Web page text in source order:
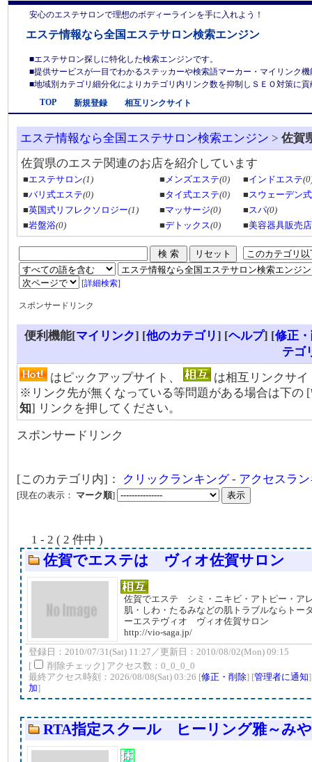
安心のエステサロンで理想のボディーラインを手に入れよう！
エステ情報なら全国エステサロン検索エンジン
■エステサロン探しに特化した検索エンジンです。
■提供サービスが一目でわかるステッカーや検索語マーカー・マイリンク
■地域別カテゴリ細分化によりカテゴリ内リンク数を抑制しＳＥＯ対策に
TOP
新規登録 相互リンクサイト
エステ情報なら全国エステサロン検索エンジン > 佐賀
佐賀県のエステ関連のお店を紹介しています
■エステサロン(1) ■ メンズエステ(0) ■インドエステ
■バリ式エステ(0) ■タイ式エステ(0) ■スウェーデン
■英国式リフレクソロジー(1) ■マッサージ(0) ■スパ(0)
■岩盤浴(0) ■デトックス(0) ■美容器具販売店
[詳細検索]
スポンサードリンク
便利機能[マイリンク] [他のカテゴリ] [ヘルプ] [修正
テゴ
はピックアップサイト、
は相互リンクサイ
※リンク先が無くなっている等問題がある場合は下の [
知] リンクを押してください。
スポンサードリンク
[このカテゴリ内]： クリックランキング- アクセスラ
[現在の表示： マーク順]
1 - 2 ( 2 件中 )
佐賀でエステは ヴィオ佐賀サロン
佐賀でエステ シミ・ニキビ・アトピー・ア
肌・しわ・たるみなどの肌トラブルならトー
ーエステヴィオ ヴィオ佐賀サロン
http://vio-saga.jp/
登録日：2010/07/31(Sat) 11:27／更新日：2010/08/02(Mon) 09:15
[
削除チェック] アクセス数：0_0_0_0
最終アクセス時刻：2026/08/08(Sat) 03:26 [修正・削除] [管理者に通知
加]
RTA指定スクール ヒーリング雅～み